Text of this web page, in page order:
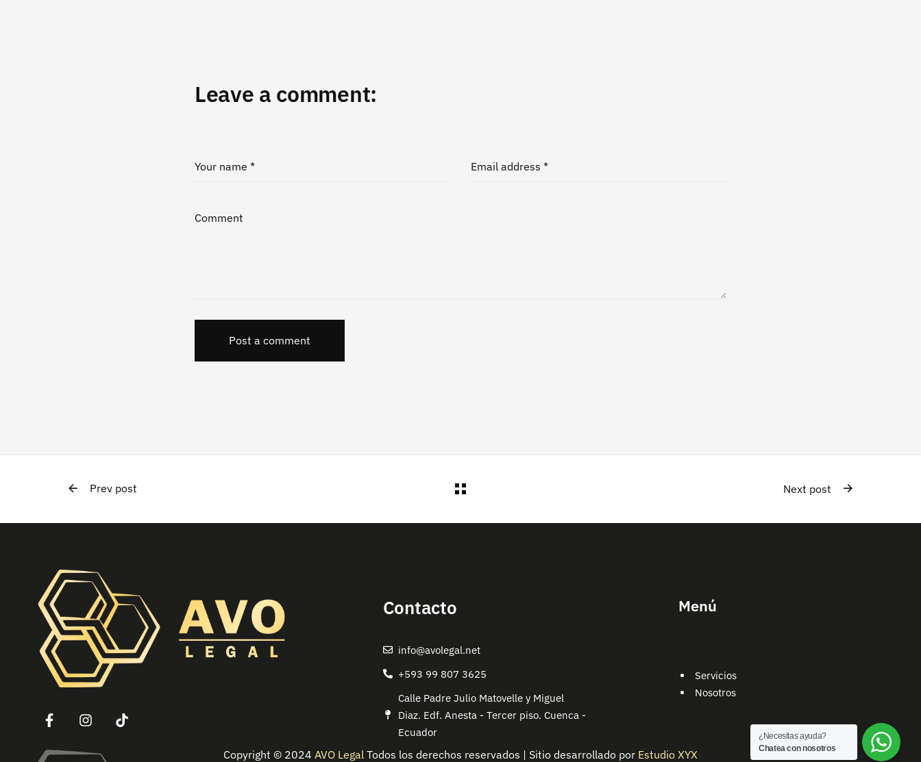
Leave a comment:
Your name * Email address *
Comment
Post a comment
Prev post Next post
Contacto
info@avolegal.net
+593 99 807 3625
Calle Padre Julio Matovelle y Miguel
Diaz. Edf. Anesta - Tercer piso. Cuenca -
Ecuador
Menú
Servicios
Nosotros
Copyright © 2024 AVO Legal Todos los derechos reservados | Sitio desarrollado por Estudio XYX
¿Necesitas ayuda?
Chatea con nosotros